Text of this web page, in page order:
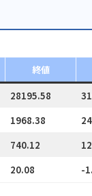
終値
28195.58
1968.38
740.12
20.08 -